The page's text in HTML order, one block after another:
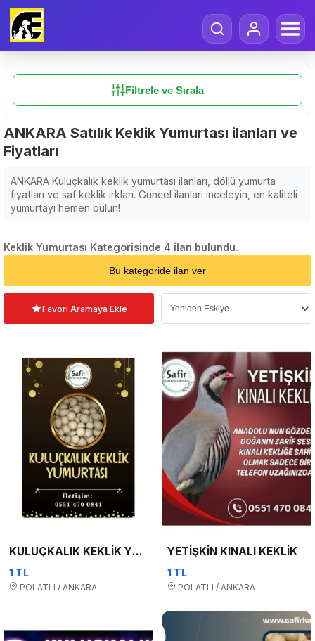
Filtrele ve Sırala
ANKARA Satılık Keklik Yumurtası ilanları ve
Fiyatları
ANKARA Kuluçkalık keklik yumurtası ilanları, döllü yumurta
fiyatları ve saf keklik ırkları. Güncel ilanları inceleyin, en kaliteli
yumurtayı hemen bulun!
Keklik Yumurtası Kategorisinde 4 ilan bulundu.
Bu kategoride ilan ver
Favori Aramaya Ekle
KULUÇKALIK KEKLİK YUMURTASI
1 TL
POLATLI / ANKARA
YETİŞKİN KINALI KEKLİK
1 TL
POLATLI / ANKARA